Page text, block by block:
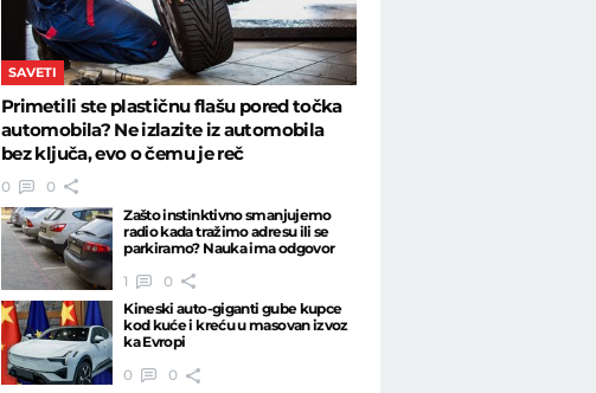
SAVETI
Primetili ste plastičnu flašu pored točka
automobila? Ne izlazite iz automobila
bez ključa, evo o čemu je reč
0
0
Zašto instinktivno smanjujemo
radio kada tražimo adresu ili se
parkiramo? Nauka ima odgovor
1
0
Kineski auto-giganti gube kupce
kod kuće i kreću u masovan izvoz
ka Evropi
0
0